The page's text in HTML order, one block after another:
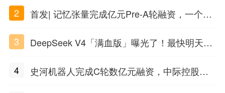
2
首发| 记忆张量完成亿元Pre-A轮融资，一个上
3
DeepSeek V4「满血版」曝光了！最快明天发
4
史河机器人完成C轮数亿元融资，中际控股领